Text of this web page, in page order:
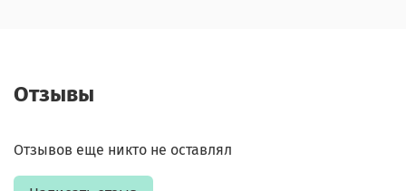
Отзывы
Отзывов еще никто не оставлял